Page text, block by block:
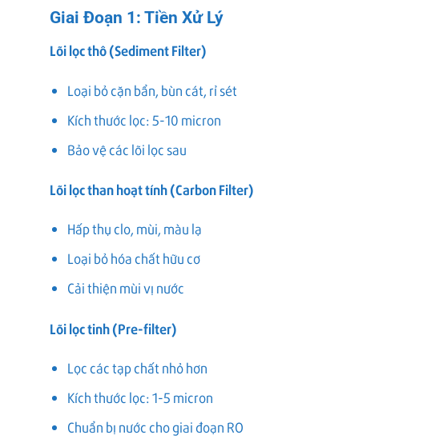
Giai Đoạn 1: Tiền Xử Lý
Lõi lọc thô (Sediment Filter)
Loại bỏ cặn bẩn, bùn cát, rỉ sét
Kích thước lọc: 5-10 micron
Bảo vệ các lõi lọc sau
Lõi lọc than hoạt tính (Carbon Filter)
Hấp thụ clo, mùi, màu lạ
Loại bỏ hóa chất hữu cơ
Cải thiện mùi vị nước
Lõi lọc tinh (Pre-filter)
Lọc các tạp chất nhỏ hơn
Kích thước lọc: 1-5 micron
Chuẩn bị nước cho giai đoạn RO